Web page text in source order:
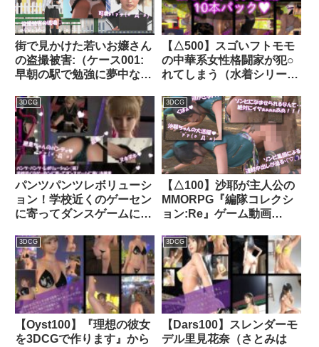
に公開されている自らのパ
ンチラ動画を証拠品として
見せられて絶叫・悲鳴・キ
モがる激ミニちゃん｜
d_154805│ Libido-Labo
したが、これも悪質なクラ
イアントによる盗撮目的の
フェイク仕事でした。エッ
チな声とスカートの中のパ
ンツをセットで収録された
彼女。｜d_157606│
街で見かけた若いお嬢さん
の盗撮被害:（ケース001:
早朝の駅で勉強に夢中な
【△500】スゴいフトモモ
の中華系女性格闘家が犯○
れてしまう（水着シリーズ
d_281914│ Libido-Labo
3DCG
パンツパンツレボリューシ
ョン！学校近くのゲーセン
に寄ってダンスゲームに興
筐体に真下から隠しカメラ
が仕掛けられており、スカ
ート内を盗撮される被害に
遭う（PV02:黒地水玉パン
ティ）｜d_306249│
Libido-Labo
3DCG
【△100】沙耶が主人公の
MMORPG『編隊コレクシ
ョン:Re』ゲーム動画
るレ○プ被害に遭ってしま
う:バック）｜d_746278
3DCG
【Oyst100】『理想の彼女
を3DCGで作ります』から
3DCG
【Dars100】スレンダーモ
デル里見花奈（さとみは